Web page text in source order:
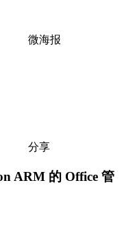
微海报
分享
ARM 的 Office 管